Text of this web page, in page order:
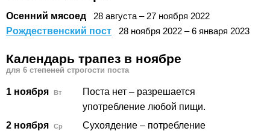
Осенний мясоед 28 августа – 27 ноября 2022
Рождественский пост
28 ноября 2022 – 6 января 2023
Календарь трапез в ноябре
для 6 степеней строгости поста
1 ноября Вт
Поста нет – разрешается
употребление любой пищи.
2 ноября
Ср
Сухоядение – потребление